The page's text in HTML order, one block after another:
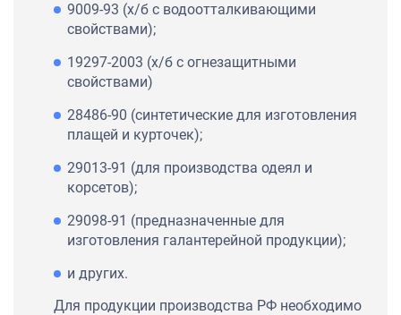
9009-93 (х/б с водоотталкивающими
свойствами);
19297-2003 (х/б с огнезащитными
свойствами)
28486-90 (синтетические для изготовления
плащей и курточек);
29013-91 (для производства одеял и
корсетов);
29098-91 (предназначенные для
изготовления галантерейной продукции);
и других.
Для продукции производства РФ необходимо